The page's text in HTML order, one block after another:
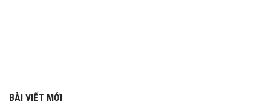
BÀI VIẾT MỚI